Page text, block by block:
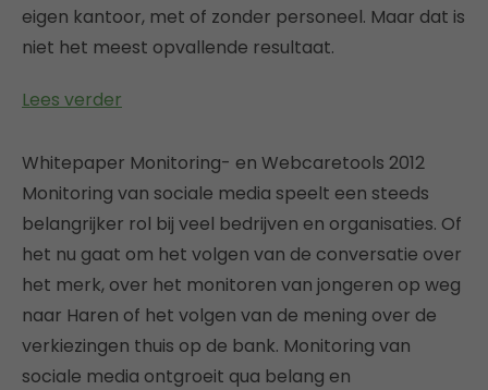
eigen kantoor, met of zonder personeel. Maar dat is
niet het meest opvallende resultaat.
Lees verder
Whitepaper Monitoring- en Webcaretools 2012
Monitoring van sociale media speelt een steeds
belangrijker rol bij veel bedrijven en organisaties. Of
het nu gaat om het volgen van de conversatie over
het merk, over het monitoren van jongeren op weg
naar Haren of het volgen van de mening over de
verkiezingen thuis op de bank. Monitoring van
sociale media ontgroeit qua belang en